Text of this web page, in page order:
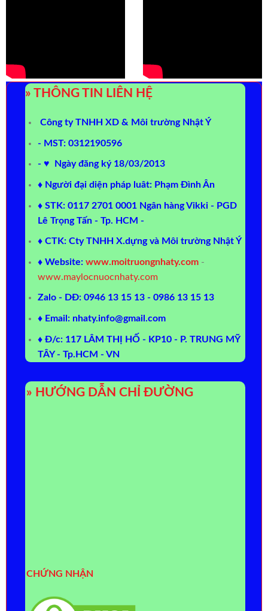
» THÔNG TIN LIÊN HỆ
Công ty TNHH XD & Môi trường Nhật Ý
- MST: 0312190596
- ♥ Ngày đăng ký 18/03/2013
♦ Người đại diện pháp luât: Phạm Đình Ân
♦ STK: 0117 2701 0001 Ngân hàng Vikki - PGD
Lê Trọng Tấn - Tp. HCM -
♦ CTK: Cty TNHH X.dựng và Môi trường Nhật Ý
♦ Website: www.moitruongnhaty.com -
www.maylocnuocnhaty.com
Zalo - DĐ: 0946 13 15 13 - 0986 13 15 13
♦ Email: nhaty.info@gmail.com
♦ Đ/c: 117 LÂM THỊ HỐ - KP10 - P. TRUNG MỸ
TÂY - Tp.HCM - VN
» HƯỚNG DẪN CHỈ ĐƯỜNG
CHỨNG NHẬN